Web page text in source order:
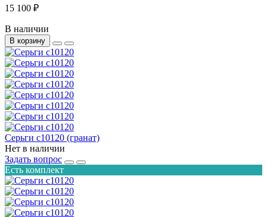
15 100 ₽
В наличии
В корзину
Серьги с10120 (гранат)
Нет в наличии
Задать вопрос
Есть комплект